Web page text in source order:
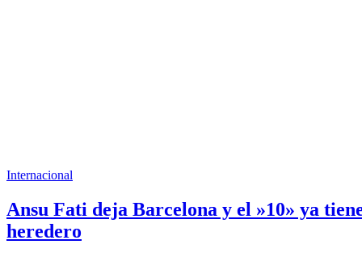
Internacional
Ansu Fati deja Barcelona y el »10» ya
heredero